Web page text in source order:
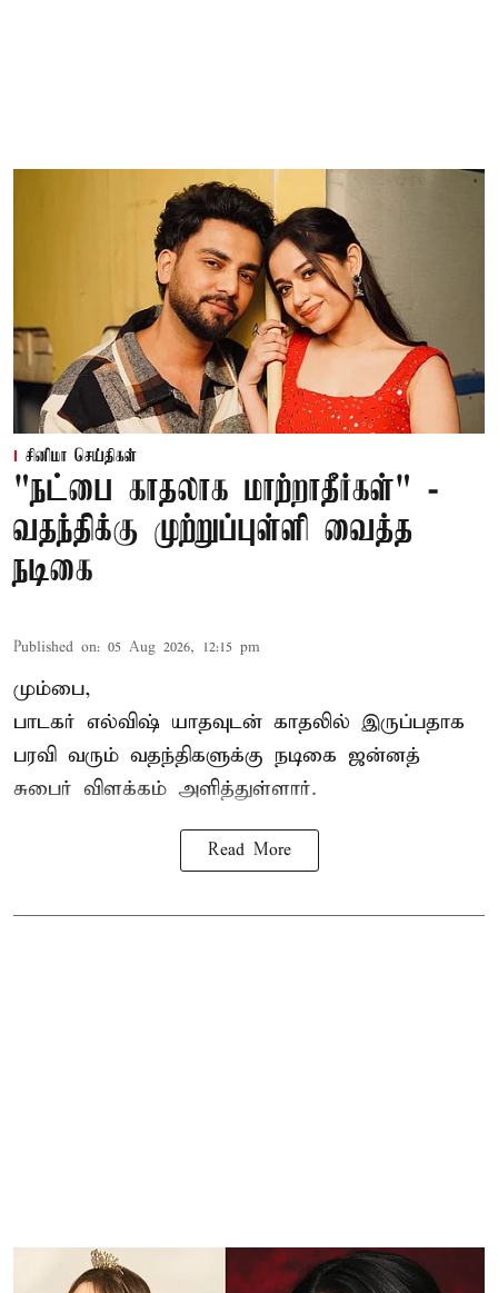
சினிமா செய்திகள்
"நட்பை காதலாக மாற்றாதீர்கள்" -
வதந்திக்கு முற்றுப்புள்ளி வைத்த
நடிகை
Published on: 05 Aug 2026, 12:15 pm
மும்பை,
பாடகர் எல்விஷ் யாதவுடன் காதலில் இருப்பதாக
பரவி வரும் வதந்திகளுக்கு நடிகை ஜன்னத்
சுபைர் விளக்கம் அளித்துள்ளார்.
Read More